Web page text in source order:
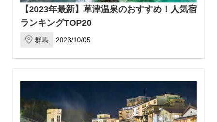
【2023年最新】草津温泉のおすすめ！人気宿
ランキングTOP20
群馬 2023/10/05